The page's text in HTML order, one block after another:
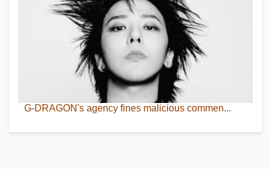
G-DRAGON's agency fines malicious commen...